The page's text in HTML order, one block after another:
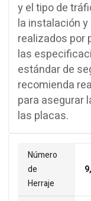
y el tipo de
la instalación
realizados por
las
estándar de
recomienda
para asegurar
las placas.
Número
de
Herraje